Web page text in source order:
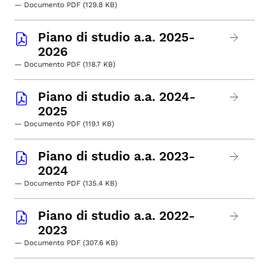
— Documento PDF (129.8 KB)
Piano di studio a.a. 2025-
2026
— Documento PDF (118.7 KB)
Piano di studio a.a. 2024-
2025
— Documento PDF (119.1 KB)
Piano di studio a.a. 2023-
2024
— Documento PDF (135.4 KB)
Piano di studio a.a. 2022-
2023
— Documento PDF (307.6 KB)